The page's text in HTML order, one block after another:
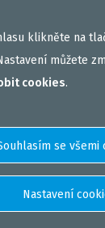
klikněte na
můžete
cookies.